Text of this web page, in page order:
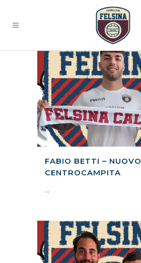
FABIO BETTI – NUOVO
CENTROCAMPITA
...